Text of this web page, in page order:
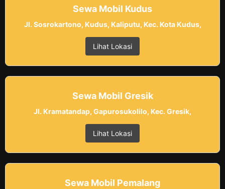
Sewa Mobil Kudus
Jl. Sosrokartono, Kudus, Kaliputu, Kec. Kota Kudus,
Lihat Lokasi
Sewa Mobil Gresik
Jl. Kramatandap, Gapurosukolilo, Kec. Gresik,
Lihat Lokasi
Sewa Mobil Pemalang